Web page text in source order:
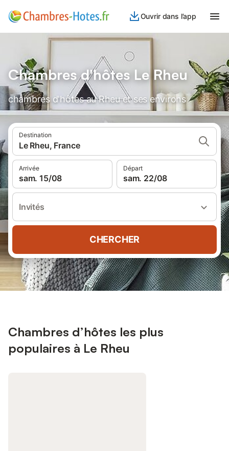
Ouvrir dans l’app
Chambres d'hôtes Le Rheu
chambres d'hôtes au Rheu et ses environs
Destination
Le Rheu, France
Arrivée
sam. 15/08
Départ
sam. 22/08
Invités
CHERCHER
Chambres d’hôtes les plus
populaires à Le Rheu